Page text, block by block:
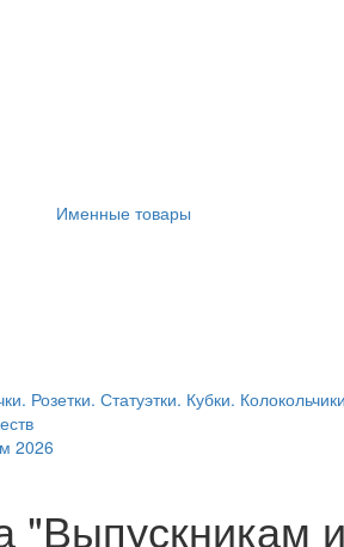
Именные товары
Розетки. Статуэтки. Кубки.
2026
"Выпускникам